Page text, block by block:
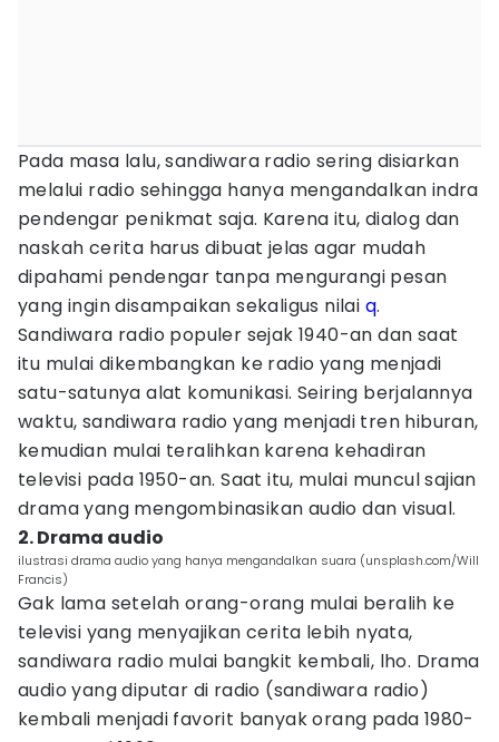
Pada masa lalu, sandiwara radio sering disiarkan
melalui radio sehingga hanya mengandalkan indra
pendengar penikmat saja. Karena itu, dialog dan
naskah cerita harus dibuat jelas agar mudah
dipahami pendengar tanpa mengurangi pesan
yang ingin disampaikan sekaligus nilai q.
Sandiwara radio populer sejak 1940-an dan saat
itu mulai dikembangkan ke radio yang menjadi
satu-satunya alat komunikasi. Seiring berjalannya
waktu, sandiwara radio yang menjadi tren hiburan,
kemudian mulai teralihkan karena kehadiran
televisi pada 1950-an. Saat itu, mulai muncul sajian
drama yang mengombinasikan audio dan visual.
2. Drama audio
ilustrasi drama audio yang hanya mengandalkan suara (unsplash.com/Will
Francis)
Gak lama setelah orang-orang mulai beralih ke
televisi yang menyajikan cerita lebih nyata,
sandiwara radio mulai bangkit kembali, lho. Drama
audio yang diputar di radio (sandiwara radio)
kembali menjadi favorit banyak orang pada 1980-